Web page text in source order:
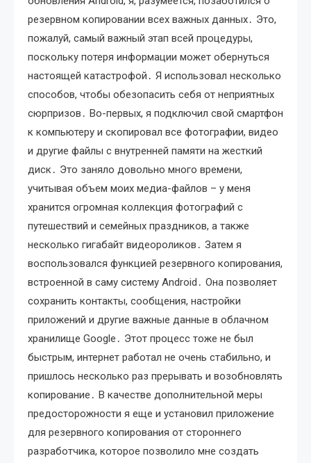
резервном копировании всех важных данных․ Это,
пожалуй, самый важный этап всей процедуры,
поскольку потеря информации может обернуться
настоящей катастрофой․ Я использовал несколько
способов, чтобы обезопасить себя от неприятных
сюрпризов․ Во-первых, я подключил свой смартфон
к компьютеру и скопировал все фотографии, видео
и другие файлы с внутренней памяти на жесткий
диск․ Это заняло довольно много времени,
учитывая объем моих медиа-файлов – у меня
хранится огромная коллекция фотографий с
путешествий и семейных праздников, а также
несколько гигабайт видеороликов․ Затем я
воспользовался функцией резервного копирования,
встроенной в саму систему Android․ Она позволяет
сохранить контакты, сообщения, настройки
приложений и другие важные данные в облачном
хранилище Google․ Этот процесс тоже не был
быстрым, интернет работал не очень стабильно, и
пришлось несколько раз прерывать и возобновлять
копирование․ В качестве дополнительной меры
предосторожности я еще и установил приложение
для резервного копирования от стороннего
разработчика, которое позволило мне создать